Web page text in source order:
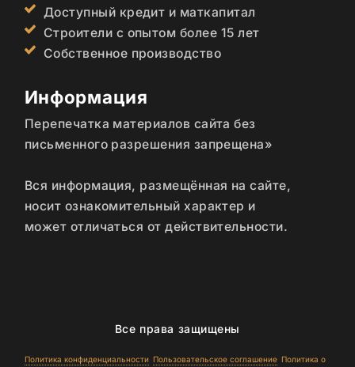
Доступный кредит и маткапитал
Строители с опытом более 15 лет
Собственное производство
Информация
Перепечатка материалов сайта без
письменного разрешения запрещена»
Вся информация, размещённая на сайте,
носит ознакомительный характер и
может отличаться от действительности.
Все права защищены
Политика конфиденциальности Пользовательское соглашение Политика о